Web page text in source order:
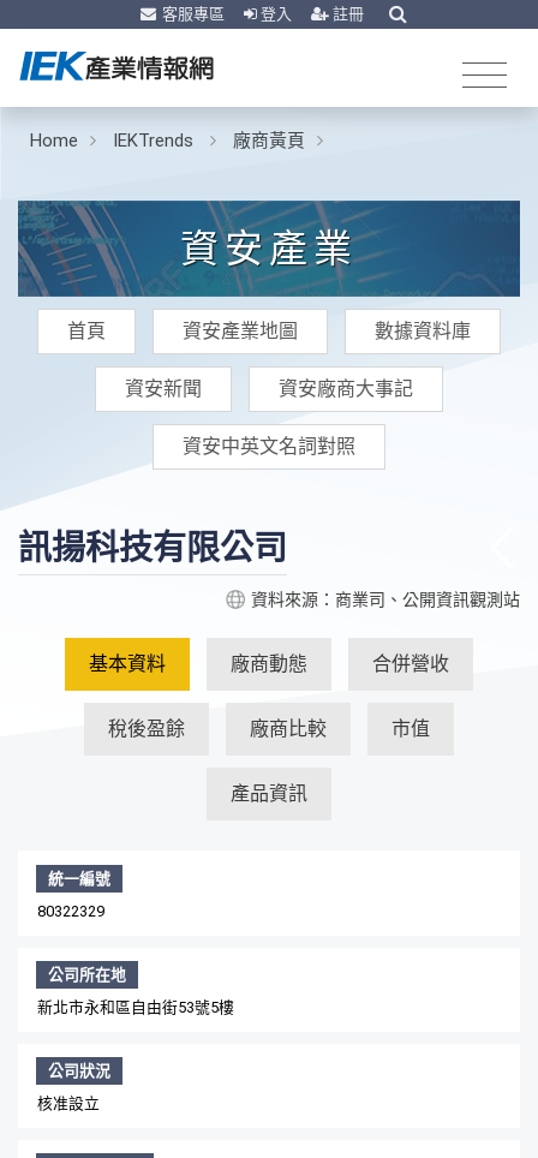
客服專區 登入 註冊
Home IEKTrends 廠商黃頁
資安產業
首頁 資安產業地圖 數據資料庫
資安新聞 資安廠商大事記
資安中英文名詞對照
訊揚科技有限公司
資料來源：商業司、公開資訊觀測站
基本資料 廠商動態 合併營收
稅後盈餘 廠商比較 市值
產品資訊
統一編號
80322329
公司所在地
新北市永和區自由街53號5樓
公司狀況
核准設立